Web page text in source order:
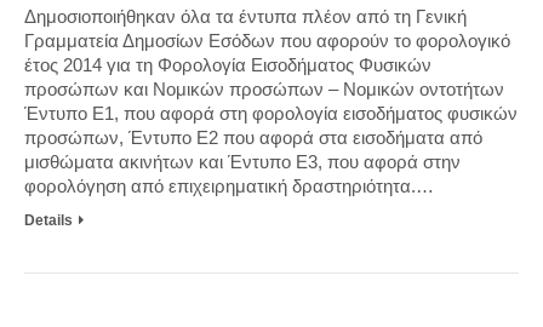
Δημοσιοποιήθηκαν όλα τα έντυπα πλέον από τη Γενική
Γραμματεία Δημοσίων Εσόδων που αφορούν το φορολογικό
έτος 2014 για τη Φορολογία Εισοδήματος Φυσικών
προσώπων και Νομικών προσώπων – Νομικών οντοτήτων
Έντυπο Ε1, που αφορά στη φορολογία εισοδήματος φυσικών
προσώπων, Έντυπο Ε2 που αφορά στα εισοδήματα από
μισθώματα ακινήτων και Έντυπο Ε3, που αφορά στην
φορολόγηση από επιχειρηματική δραστηριότητα.…
Details